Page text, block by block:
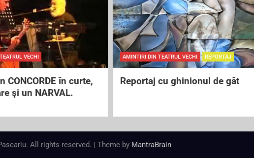
VECHI
CONCORDE în curte,
şi un NARVAL.
AMINTIRI DIN TEATRUL VECHI REPORTAJ
Reportaj cu ghinionul de gât
All rights reserved. | Theme by MantraBrain